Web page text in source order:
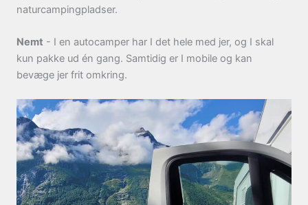
naturcampingpladser.
Nemt - I en autocamper har I det hele med jer, og I skal
kun pakke ud én gang. Samtidig er I mobile og kan
bevæge jer frit omkring.